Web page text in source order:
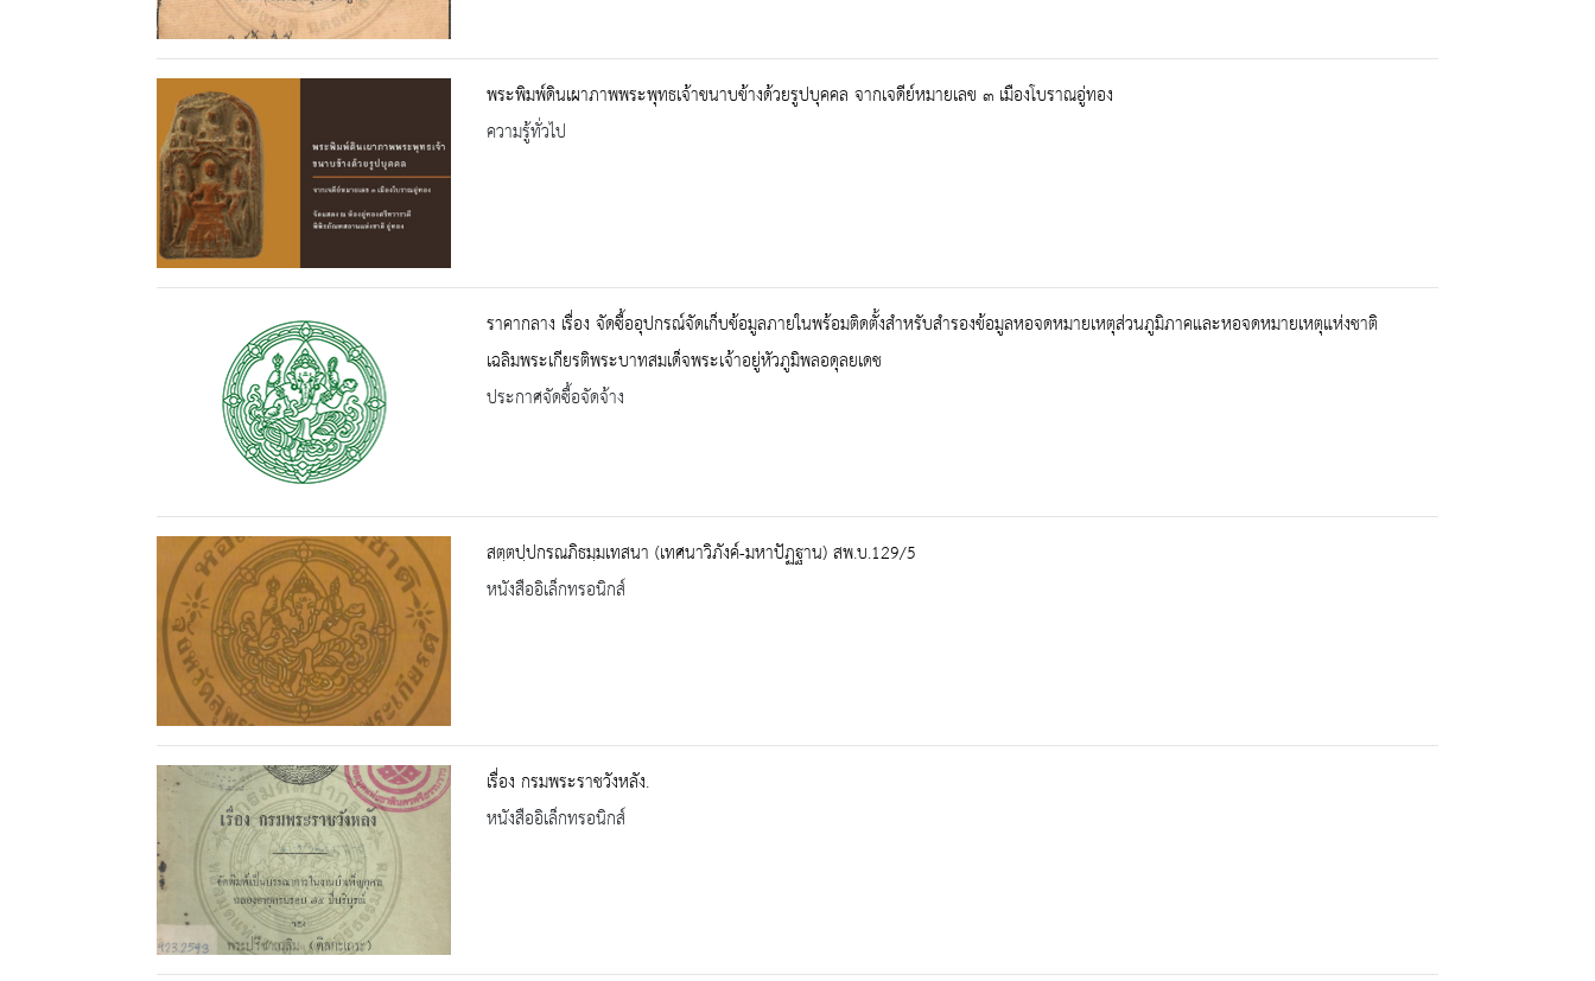
พระพิมพ์ดินเผาภาพพระพุทธเจ้าขนาบข้างด้วยรูปบุคคล จากเจดีย์หมายเลข ๓ เมืองโบราณอู่ทอง
ความรู้ทั่วไป
ราคากลาง เรื่อง จัดซื้ออุปกรณ์จัดเก็บข้อมูลภายในพร้อมติดตั้งสำหรับสำรองข้อมูลหอจดหมายเหตุส่วนภูมิภาคและหอจดหมายเหตุแห่งชาติ
เฉลิมพระเกียรติพระบาทสมเด็จพระเจ้าอยู่หัวภูมิพลอดุลยเดช
ประกาศจัดซื้อจัดจ้าง
สตฺตปฺปกรณภิธมฺมเทสนา (เทศนาวิภังค์-มหาปัฏฐาน) สพ.บ.129/5
หนังสืออิเล็กทรอนิกส์
เรื่อง กรมพระราชวังหลัง.
หนังสืออิเล็กทรอนิกส์